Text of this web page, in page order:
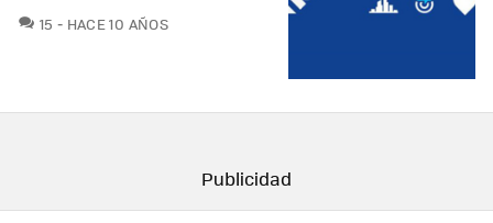
15 COMENTARIOS
HACE 10 AÑOS